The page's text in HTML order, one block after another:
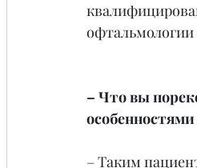
– Что вы
– Таким